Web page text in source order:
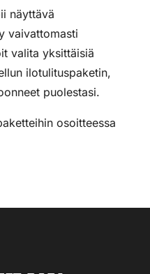
näyttävä
vaivattomasti
valita yksittäisiä
ilotulituspaketin,
puolestasi.
osoitteessa